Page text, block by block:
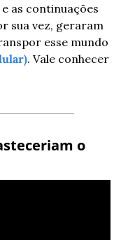
sua vez, geraram
esse mundo
. Vale conhecer
o